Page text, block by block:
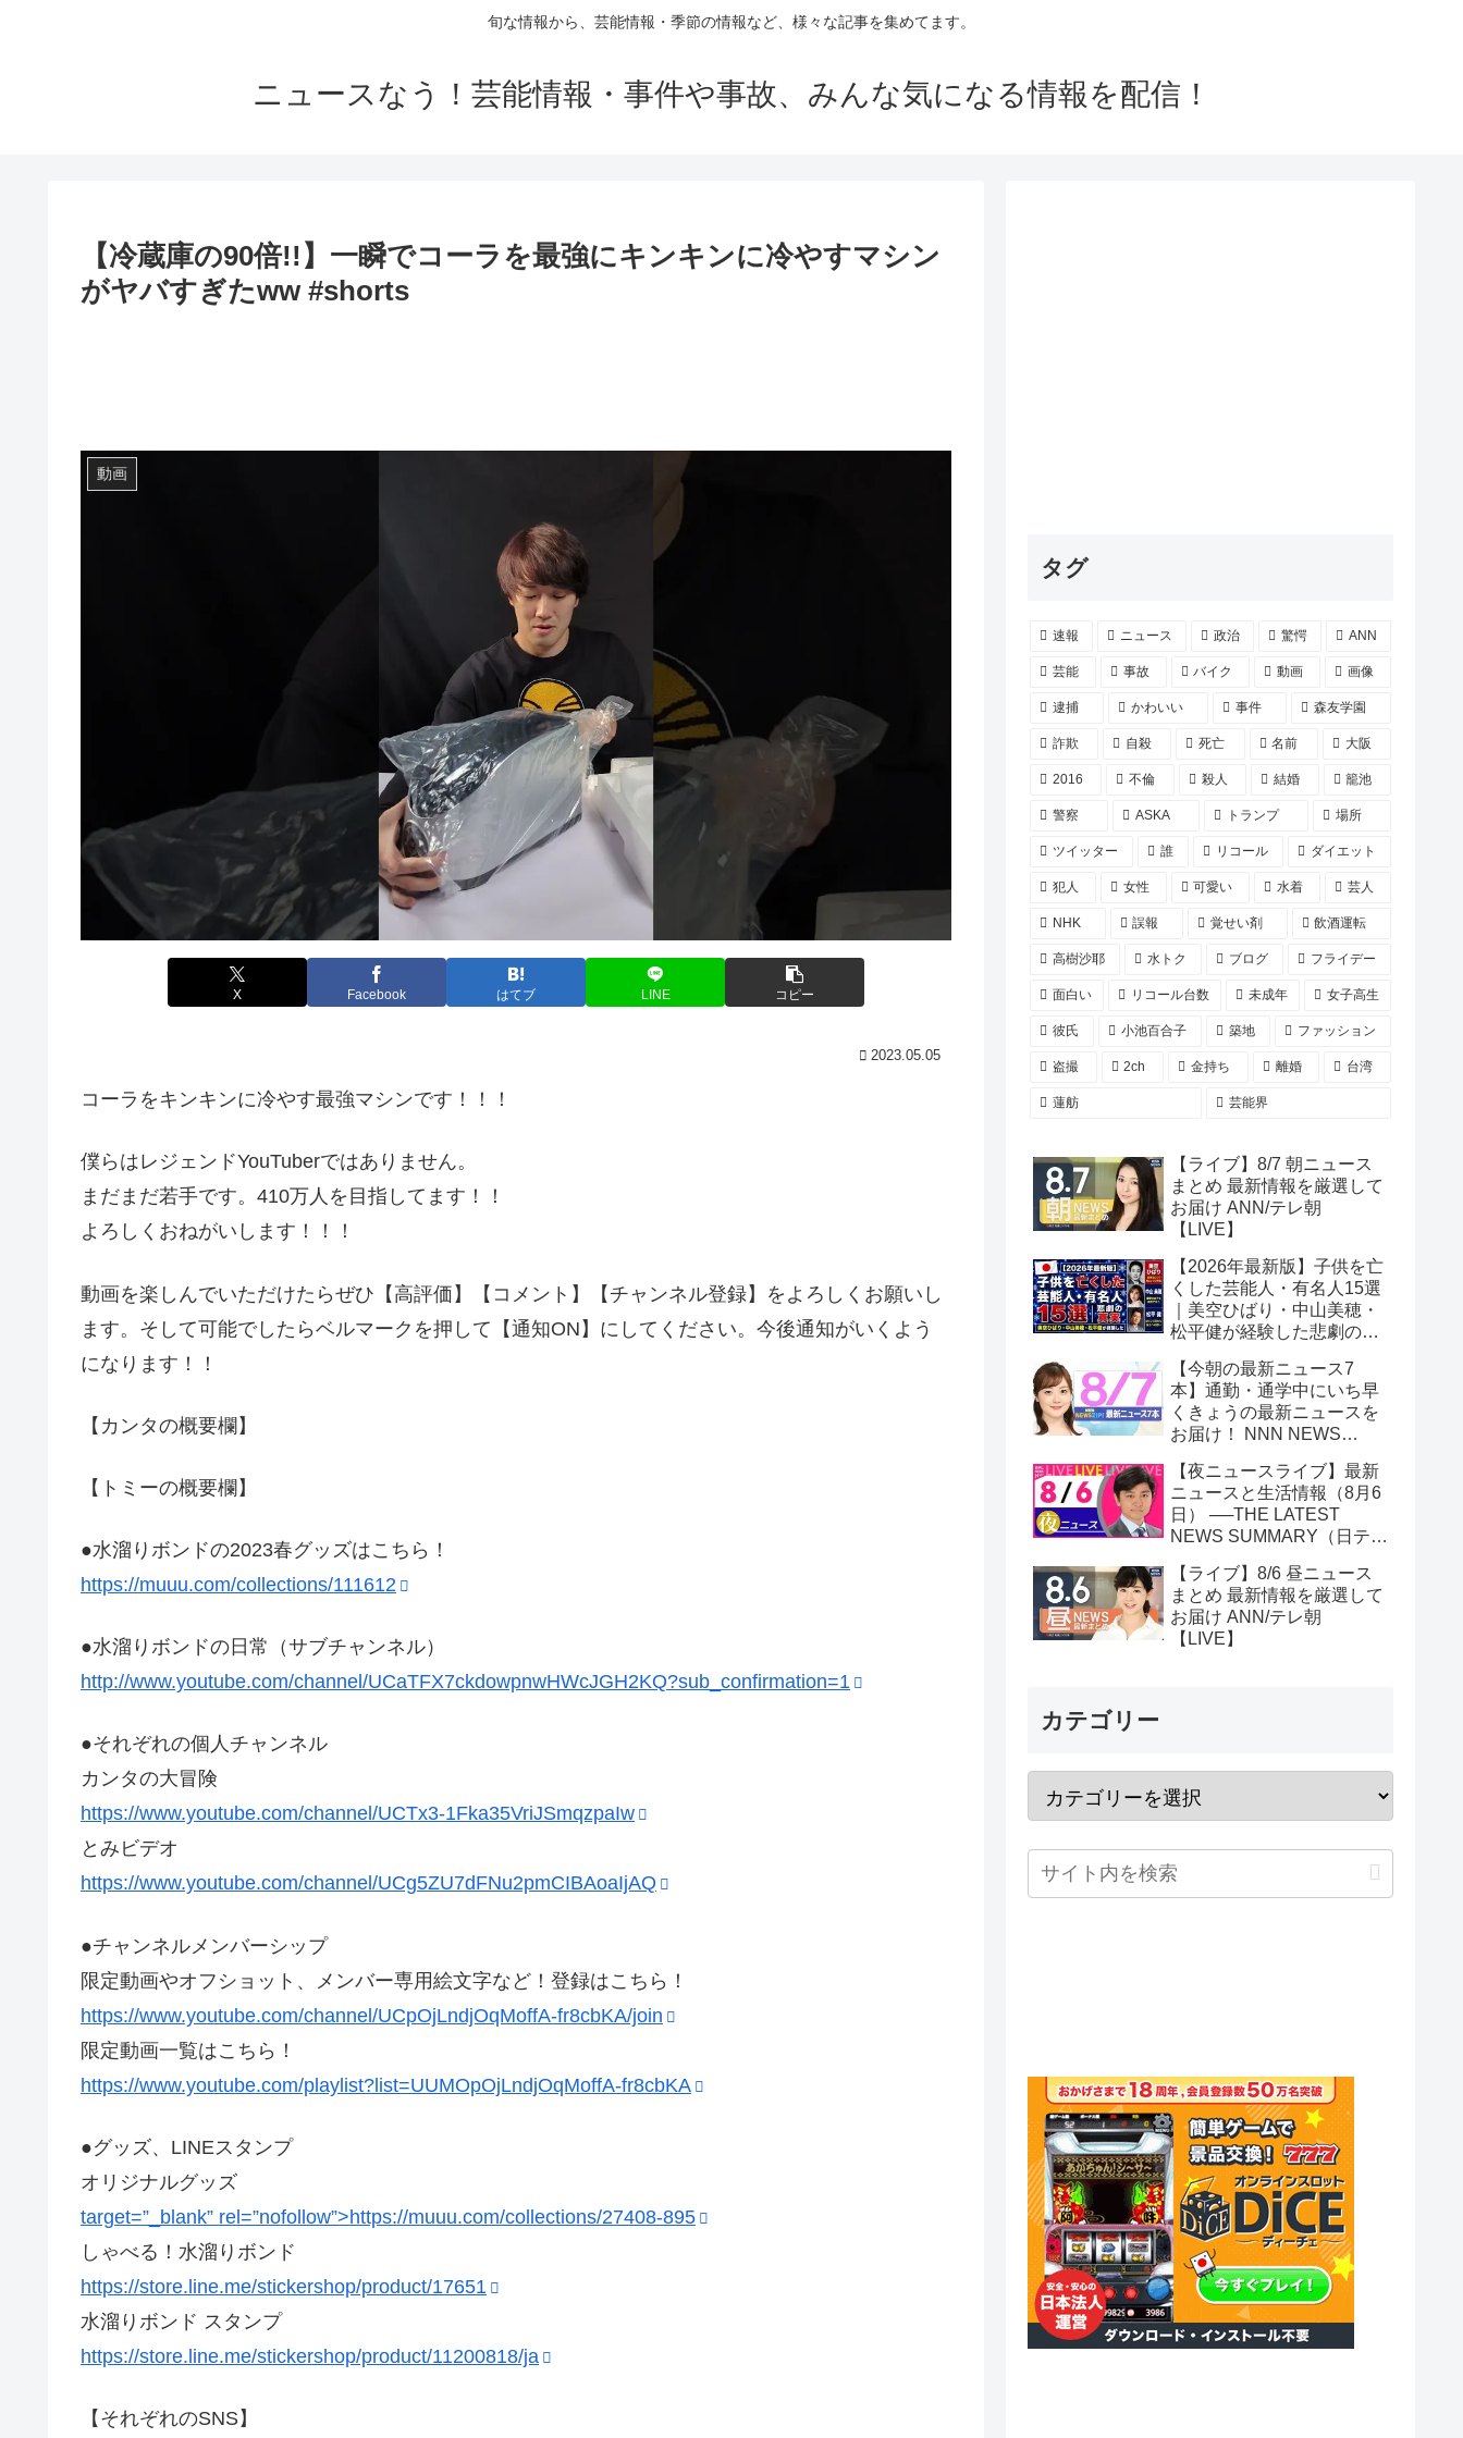
旬な情報から、芸能情報・季節の情報など、様々な記事を集めてます。
ニュースなう！芸能情報・事件や事故、みんな気になる情報を配信！
【冷蔵庫の90倍!!】一瞬でコーラを最強にキンキンに冷やすマシン
がヤバすぎたww #shorts
動画
X Facebook はてブ LINE コピー
2023.05.05
コーラをキンキンに冷やす最強マシンです！！！
僕らはレジェンドYouTuberではありません。
まだまだ若手です。410万人を目指してます！！
よろしくおねがいします！！！
動画を楽しんでいただけたらぜひ【高評価】【コメント】【チャンネル登録】をよろしくお願いし
ます。そして可能でしたらベルマークを押して【通知ON】にしてください。今後通知がいくよう
になります！！
【カンタの概要欄】
【トミーの概要欄】
●水溜りボンドの2023春グッズはこちら！
https://muuu.com/collections/111612
●水溜りボンドの日常（サブチャンネル）
http://www.youtube.com/channel/UCaTFX7ckdowpnwHWcJGH2KQ?sub_confirmation=1
●それぞれの個人チャンネル
カンタの大冒険
https://www.youtube.com/channel/UCTx3-1Fka35VriJSmqzpaIw
とみビデオ
https://www.youtube.com/channel/UCg5ZU7dFNu2pmCIBAoaIjAQ
●チャンネルメンバーシップ
限定動画やオフショット、メンバー専用絵文字など！登録はこちら！
https://www.youtube.com/channel/UCpOjLndjOqMoffA-fr8cbKA/join
限定動画一覧はこちら！
https://www.youtube.com/playlist?list=UUMOpOjLndjOqMoffA-fr8cbKA
●グッズ、LINEスタンプ
オリジナルグッズ
target=”_blank” rel=”nofollow”>https://muuu.com/collections/27408-895
しゃべる！水溜りボンド
https://store.line.me/stickershop/product/17651
水溜りボンド スタンプ
https://store.line.me/stickershop/product/11200818/ja
【それぞれのSNS】
タグ
速報 ニュース 政治 驚愕 ANN
芸能 事故 バイク 動画 画像
逮捕 かわいい 事件 森友学園
詐欺 自殺 死亡 名前 大阪
2016 不倫 殺人 結婚 籠池
警察 ASKA トランプ 場所
ツイッター 誰 リコール ダイエット
犯人 女性 可愛い 水着 芸人
NHK 誤報 覚せい剤 飲酒運転
高樹沙耶 水トク ブログ フライデー
面白い リコール台数 未成年 女子高生
彼氏 小池百合子 築地 ファッション
盗撮 2ch 金持ち 離婚 台湾
蓮舫 芸能界
【ライブ】8/7 朝ニュース
まとめ 最新情報を厳選して
お届け ANN/テレ朝
【LIVE】
【2026年最新版】子供を亡
くした芸能人・有名人15選
｜美空ひばり・中山美穂・
松平健が経験した悲劇の真
【今朝の最新ニュース7
本】通勤・通学中にいち早
くきょうの最新ニュースを
お届け！ NNN NEWS
【夜ニュースライブ】最新
ニュースと生活情報（8月6
日） ──THE LATEST
NEWS SUMMARY（日テレ
【ライブ】8/6 昼ニュース
まとめ 最新情報を厳選して
お届け ANN/テレ朝
【LIVE】
カテゴリー